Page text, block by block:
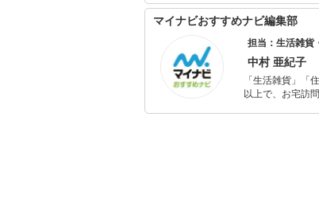
説、落語などに
やがれ」ではシ
マイナビおすすめナビ編集部
担当：生活雑貨
中村 亜紀子
「生活雑貨」「
以上で、お宅訪